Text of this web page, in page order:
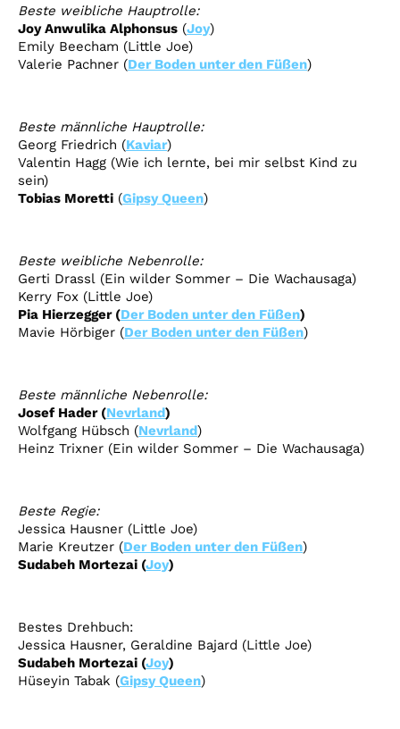
Beste weibliche Hauptrolle:
Joy Anwulika Alphonsus (Joy)
Emily Beecham (Little Joe)
Valerie Pachner (Der Boden unter den Füßen)
Beste männliche Hauptrolle:
Georg Friedrich (Kaviar)
Valentin Hagg (Wie ich lernte, bei mir selbst Kind zu
sein)
Tobias Moretti (Gipsy Queen)
Beste weibliche Nebenrolle:
Gerti Drassl (Ein wilder Sommer – Die Wachausaga)
Kerry Fox (Little Joe)
Pia Hierzegger(Der Boden unter den Füßen)
Mavie Hörbiger (Der Boden unter den Füßen)
Beste männliche Nebenrolle:
Josef Hader(Nevrland)
Wolfgang Hübsch (Nevrland)
Heinz Trixner (Ein wilder Sommer – Die Wachausaga)
Beste Regie:
Jessica Hausner (Little Joe)
Marie Kreutzer (Der Boden unter den Füßen)
Sudabeh Mortezai (Joy)
Bestes Drehbuch:
Jessica Hausner, Geraldine Bajard (Little Joe)
Sudabeh Mortezai (Joy)
Hüseyin Tabak (Gipsy Queen)